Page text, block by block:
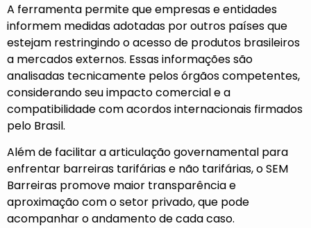
A ferramenta permite que empresas e entidades
informem medidas adotadas por outros países que
estejam restringindo o acesso de produtos brasileiros
a mercados externos. Essas informações são
analisadas tecnicamente pelos órgãos competentes,
considerando seu impacto comercial e a
compatibilidade com acordos internacionais firmados
pelo Brasil.
Além de facilitar a articulação governamental para
enfrentar barreiras tarifárias e não tarifárias, o SEM
Barreiras promove maior transparência e
aproximação com o setor privado, que pode
acompanhar o andamento de cada caso.